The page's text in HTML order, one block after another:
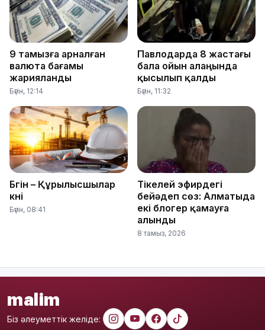
9 тамызға арналған
валюта бағамы
жарияланды
Бүгін, 12:14
Павлодарда 8 жастағы
бала ойын алаңында
қысылып қалды
Бүгін, 11:32
Бүгін – Құрылысшылар
күні
Бүгін, 08:41
Тікелей эфирдегі
бейәдеп сөз: Алматыда
екі блогер қамауға
алынды
8 тамыз, 2026
malim
Біз әлеуметтік желіде: